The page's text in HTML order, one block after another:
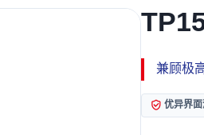
兼顾极
优异界